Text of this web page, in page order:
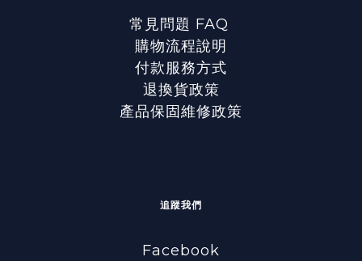
常見問題 FAQ
購物流程說明
付款服務方式
退換貨政策
產品保固維修政策
追蹤我們
Facebook